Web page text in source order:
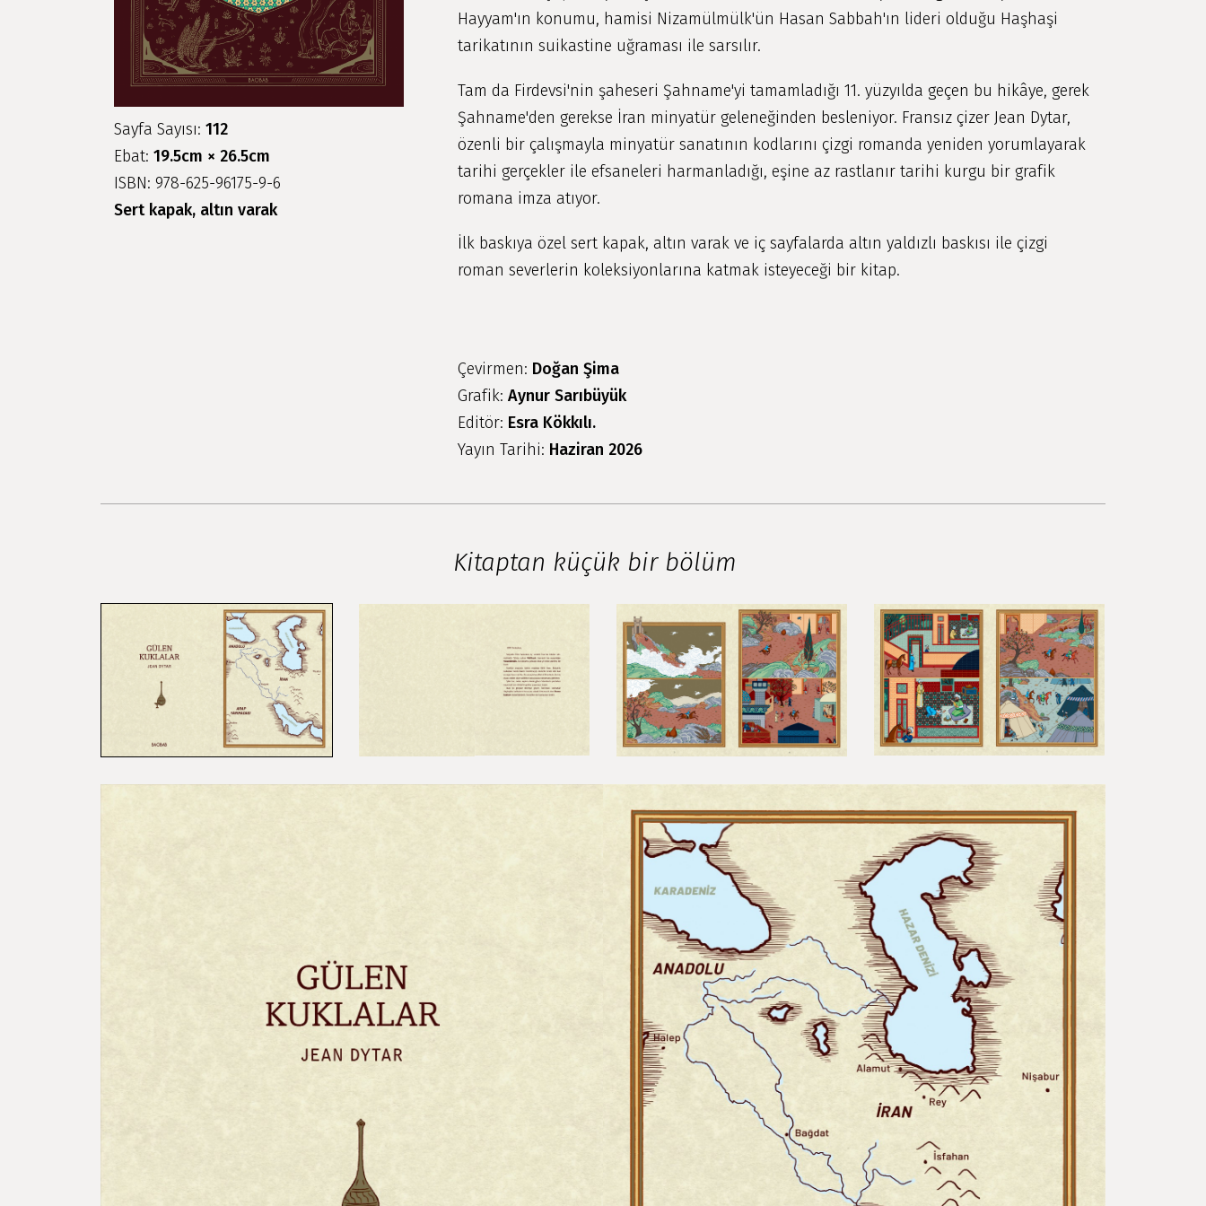
Sayfa Sayısı: 112
Ebat: 19.5cm × 26.5cm
ISBN: 978-625-96175-9-6
Sert kapak, altın varak
Hayyam'ın konumu, hamisi Nizamülmülk'ün Hasan Sabbah'ın lideri olduğu Haşhaşi
tarikatının suikastine uğraması ile sarsılır.
Tam da Firdevsi'nin şaheseri Şahname'yi tamamladığı 11. yüzyılda geçen bu hikâye, gerek
Şahname'den gerekse İran minyatür geleneğinden besleniyor. Fransız çizer Jean Dytar,
özenli bir çalışmayla minyatür sanatının kodlarını çizgi romanda yeniden yorumlayarak
tarihi gerçekler ile efsaneleri harmanladığı, eşine az rastlanır tarihi kurgu bir grafik
romana imza atıyor.
İlk baskıya özel sert kapak, altın varak ve iç sayfalarda altın yaldızlı baskısı ile çizgi
roman severlerin koleksiyonlarına katmak isteyeceği bir kitap.
Çevirmen: Doğan Şima
Grafik:Aynur Sarıbüyük
Editör: Esra Kökkılı.
Yayın Tarihi: Haziran 2026
Kitaptan küçük bir bölüm